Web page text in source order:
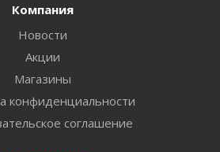
Компания
Новости
Акции
Магазины
конфиденциальности
соглашение